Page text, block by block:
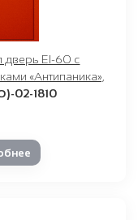
дверь EI-60 с
«Антипаника»,
02-1810